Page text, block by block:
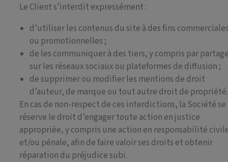
Le Client s’interdit expressément :
d’utiliser les contenus du site à des fins
ou promotionnelles ;
de les communiquer à des tiers, y compris par
sur les réseaux sociaux ou plateformes de diffusion ;
de supprimer ou modifier les mentions de droit
d’auteur, de marque ou tout autre droit de propriété.
En cas de non-respect de ces interdictions, la Société se
réserve le droit d’engager toute action en justice
appropriée, y compris une action en responsabilité
et/ou pénale, afin de faire valoir ses droits et obtenir
réparation du préjudice subi.